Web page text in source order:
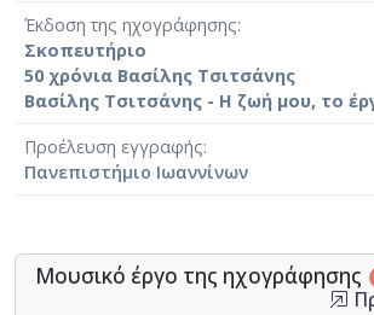
Έκδοση της ηχογράφησης
Σκοπευτήριο
50 χρόνια Βασίλης Τσιτσάνης
Βασίλης Τσιτσάνης - Η ζωή μου, το
Προέλευση εγγραφής
Πανεπιστήμιο Ιωαννίνων
Μουσικό έργο της ηχογράφησης